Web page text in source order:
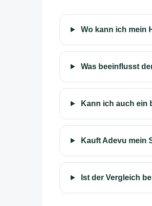
Wo kann ich mein
Was beeinflusst
Kann ich auch ein
Kauft Adevu mein
Ist der Vergleich